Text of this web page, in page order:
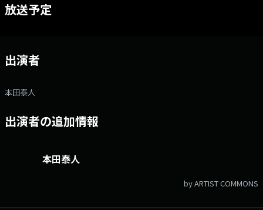
放送予定
出演者
本田泰人
出演者の追加情報
本田泰人
by ARTIST COMMONS